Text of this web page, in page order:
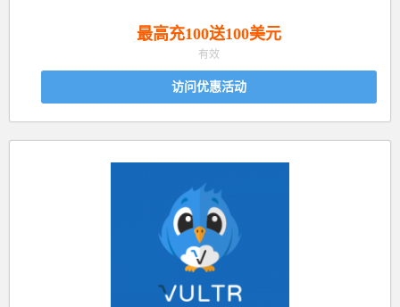
最高充100送100美元
有效
访问优惠活动